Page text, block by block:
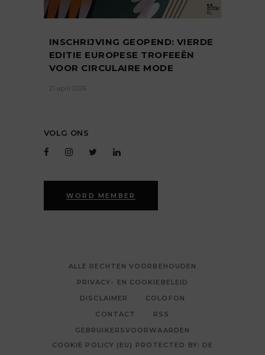
INSCHRIJVING GEOPEND: VIERDE
EDITIE EUROPESE TROFEEËN
VOOR CIRCULAIRE MODE
21 april 2026
VOLG ONS
WORD MEMBER
ALLE RECHTEN VOORBEHOUDEN
PRIVACY- EN COOKIEBELEID
DISCLAIMER
COLOFON
CONTACT
RSS
GEBRUIKERSVOORWAARDEN
COOKIE POLICY (EU) PROTECTED BY: DE